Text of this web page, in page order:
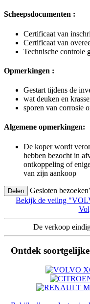
Scheepsdocumenten :
Certificaat van
Certificaat van
Technische controle
Opmerkingen :
Gestart tijdens de
wat deuken en
sporen van corrosie
Algemene opmerkingen:
De koper wordt
hebben bezocht in
ontkoppeling of
van zijn aankoop
Delen Gesloten bezoeken
Bekijk de veilng
De verkoop
Ontdek